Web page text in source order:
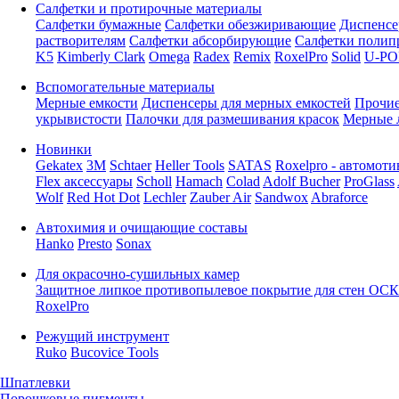
Салфетки и протирочные материалы
Салфетки бумажные Салфетки обезжиривающие
растворителям Салфетки абсорбирующие Салфетки
K5 Kimberly Clark Omega Radex Remix RoxelPro Solid U-
Вспомогательные материалы
Мерные емкости Диспенсеры для мерных емкостей
укрывистости Палочки для размешивания красок Мерные
Новинки
Gekatex 3M Schtaer Heller Tools SATAS Roxelpro -
Flex аксессуары Scholl Hamach Colad Adolf Bucher ProGlass
Wolf Red Hot Dot Lechler Zauber Air Sandwox Abraforce
Автохимия и очищающие составы
Hanko Presto Sonax
Для окрасочно-сушильных камер
Защитное липкое противопылевое покрытие для стен ОСК
RoxelPro
Режущий инструмент
Ruko Bucovice Tools
Шпатлевки